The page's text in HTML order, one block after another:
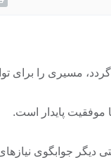
شیک» بازمی‌گردد، مسیری
موفقیت پایدار است.
جوابگوی نیازهای